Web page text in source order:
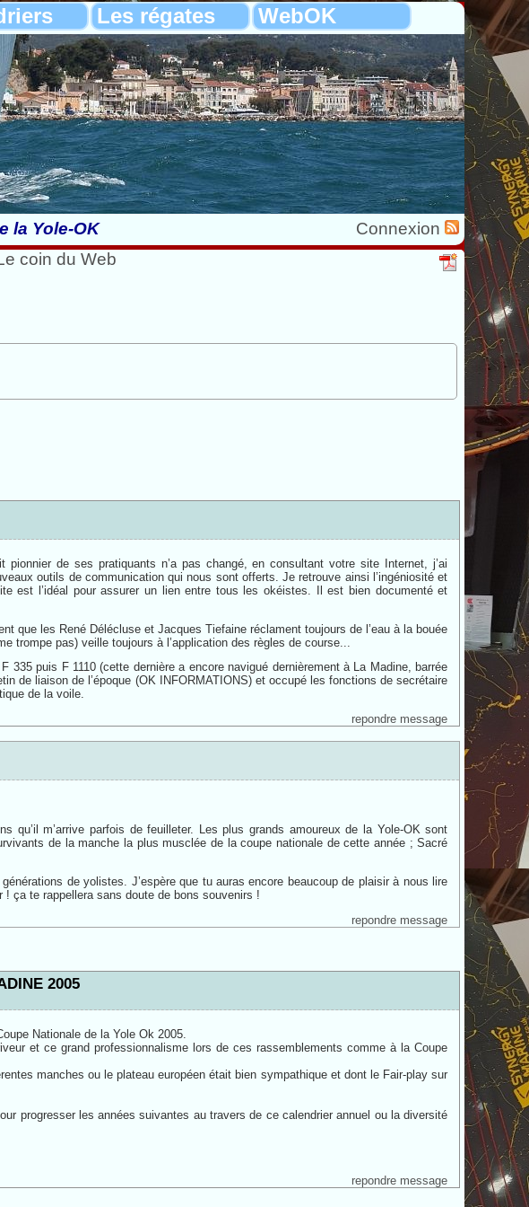
Les régates WebOK
la Yole-OK
Connexion
coin du Web
de ses pratiquants n’a pas changé, en consultant votre site Internet, j’ai
outils de communication qui nous sont offerts. Je retrouve ainsi l’ingéniosité et
est l’idéal pour assurer un lien entre tous les okéistes. Il est bien documenté et
que les René Délécluse et Jacques Tiefaine réclament toujours de l’eau à la bouée
pas) veille toujours à l’application des règles de course...
335 puis F 1110 (cette dernière a encore navigué dernièrement à La Madine, barrée
de liaison de l’époque (OK INFORMATIONS) et occupé les fonctions de secrétaire
de la voile.
repondre message
qu’il m’arrive parfois de feuilleter. Les plus grands amoureux de la Yole-OK sont
de la manche la plus musclée de la coupe nationale de cette année ; Sacré
de yolistes. J’espère que tu auras encore beaucoup de plaisir à nous lire
ça te rappellera sans doute de bons souvenirs !
repondre message
2005
Nationale de la Yole Ok 2005.
et ce grand professionnalisme lors de ces rassemblements comme à la Coupe
manches ou le plateau européen était bien sympathique et dont le Fair-play sur
progresser les années suivantes au travers de ce calendrier annuel ou la diversité
repondre message